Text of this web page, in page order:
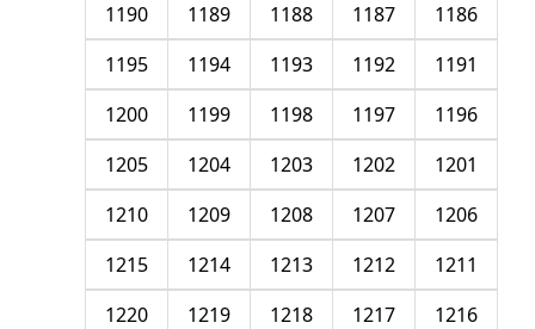
1186
1187
1188
1189
1190
1191
1192
1193
1194
1195
1196
1197
1198
1199
1200
1201
1202
1203
1204
1205
1206
1207
1208
1209
1210
1211
1212
1213
1214
1215
1216
1217
1218
1219
1220